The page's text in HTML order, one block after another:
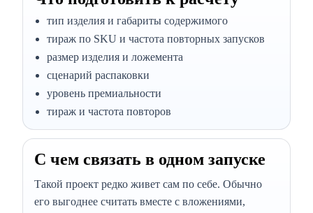
тип изделия и габариты содержимого
тираж по SKU и частота повторных запусков
размер изделия и ложемента
сценарий распаковки
уровень премиальности
тираж и частота повторов
С чем связать в одном запуске
Такой проект редко живет сам по себе. Обычно
его выгоднее считать вместе с вложениями,